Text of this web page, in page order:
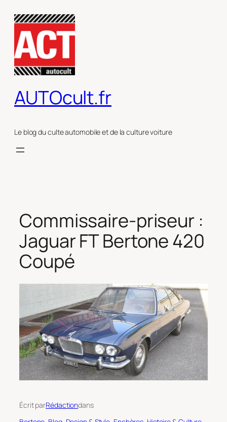
contenu
AUTOcult.fr
Le blog du culte automobile et de la culture voiture
Commissaire-priseur :
Jaguar FT Bertone 420
Coupé
Écrit parRédactiondans